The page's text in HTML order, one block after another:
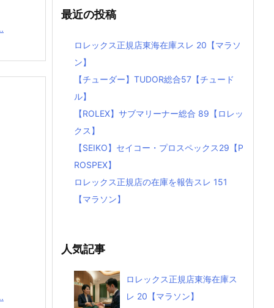
最近の投稿
ロレックス正規店東海在庫スレ 20【マラソ
ン】
【チューダー】TUDOR総合57【チュード
ル】
【ROLEX】サブマリーナー総合 89【ロレッ
クス】
【SEIKO】セイコー・プロスペックス29【P
ROSPEX】
ロレックス正規店の在庫を報告スレ 151
【マラソン】
人気記事
ロレックス正規店東海在庫ス
レ 20【マラソン】